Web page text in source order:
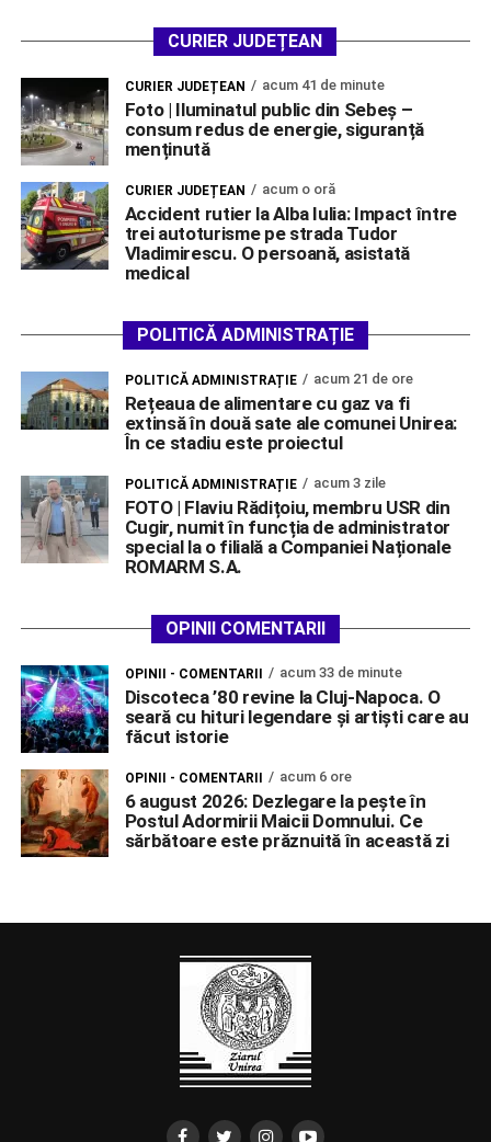
CURIER JUDEȚEAN
CURIER JUDEȚEAN acum 41 de minute
Foto | Iluminatul public din Sebeș –
consum redus de energie, siguranță
menținută
CURIER JUDEȚEAN acum o oră
Accident rutier la Alba Iulia: Impact între
trei autoturisme pe strada Tudor
Vladimirescu. O persoană, asistată
medical
POLITICĂ ADMINISTRAȚIE
POLITICĂ ADMINISTRAȚIE acum 21 de ore
Rețeaua de alimentare cu gaz va fi
extinsă în două sate ale comunei Unirea:
În ce stadiu este proiectul
POLITICĂ ADMINISTRAȚIE acum 3 zile
FOTO | Flaviu Rădițoiu, membru USR din
Cugir, numit în funcția de administrator
special la o filială a Companiei Naționale
ROMARM S.A.
OPINII COMENTARII
OPINII - COMENTARII acum 33 de minute
Discoteca ’80 revine la Cluj-Napoca. O
seară cu hituri legendare și artiști care au
făcut istorie
OPINII - COMENTARII acum 6 ore
6 august 2026: Dezlegare la pește în
Postul Adormirii Maicii Domnului. Ce
sărbătoare este prăznuită în această zi